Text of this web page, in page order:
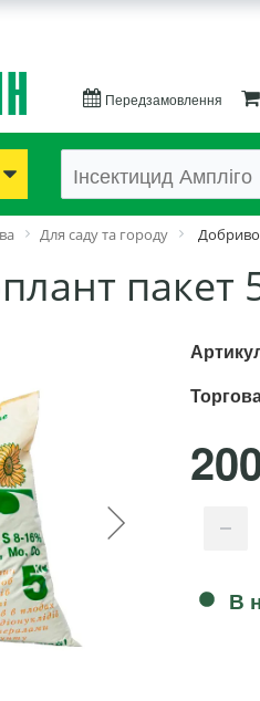
Передзамовлення
Для саду та городу Добриво
пакет
В